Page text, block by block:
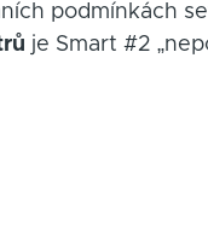
podmínkách
je Smart #2